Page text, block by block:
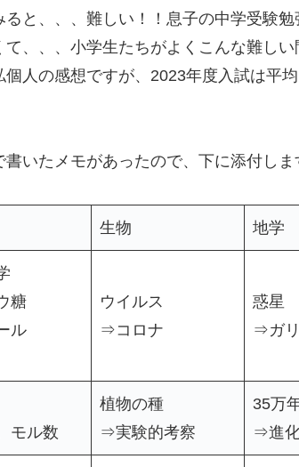
と、、、難しい！！息子の中学受験勉
、、、小学生たちがよくこんな難し
人の感想ですが、2023年度入試は平
いたメモがあったので、下に添付しま
生物 地学
糖
ル
ウイルス
⇒コロナ
惑星
⇒ガ
モル数
植物の種
⇒実験的考察
35万
⇒進